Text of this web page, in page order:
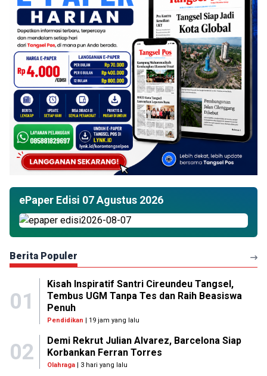
ePaper Edisi 07 Agustus 2026
Berita Populer
01
Kisah Inspiratif Santri Cireundeu Tangsel,
Tembus UGM Tanpa Tes dan Raih Beasiswa
Penuh
Pendidikan | 19 jam yang lalu
02
Demi Rekrut Julian Alvarez, Barcelona Siap
Korbankan Ferran Torres
Olahraga| 3 hari yang lalu